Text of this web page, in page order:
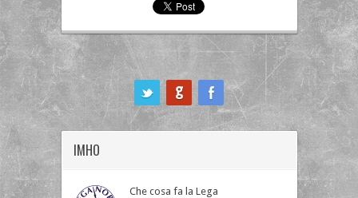
IMHO
Che cosa fa la Lega